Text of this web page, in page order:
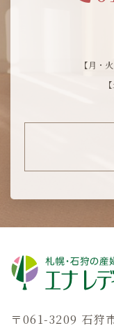
【月・
〒061-3209 石狩